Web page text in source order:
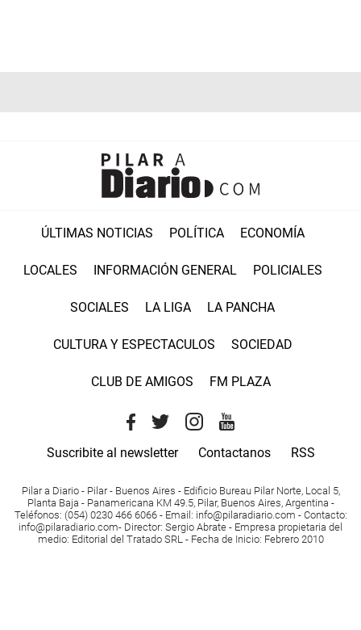
ÚLTIMAS NOTICIAS POLÍTICA ECONOMÍA
LOCALES INFORMACIÓN GENERAL POLICIALES
SOCIALES LA LIGA LA PANCHA
CULTURA Y ESPECTACULOS SOCIEDAD
CLUB DE AMIGOS FM PLAZA
Suscribite al newsletter Contactanos RSS
Pilar a Diario - Pilar - Buenos Aires - Edificio Bureau Pilar Norte, Local 5,
Planta Baja - Panamericana KM 49.5, Pilar, Buenos Aires, Argentina -
Teléfonos: (054) 0230 466 6066 - Email : info@pilaradiario.com - Contacto:
info@pilaradiario.com- Director: Sergio Abrate - Empresa propietaria del
medio: Editorial del Tratado SRL - Fecha de Inicio: Febrero 2010